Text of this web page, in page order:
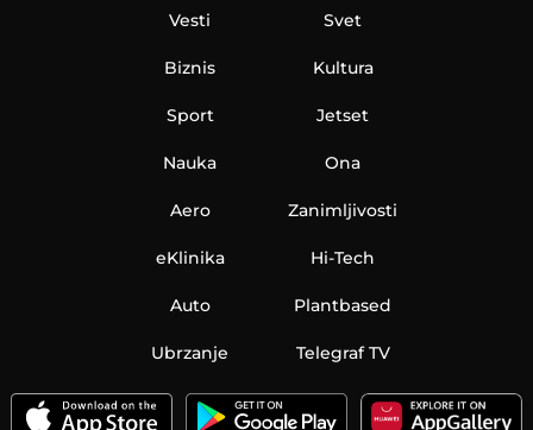
Vesti
Biznis
Sport
Nauka
Aero
Svet
Kultura
Jetset
Ona
Zanimljivosti
eKlinika Hi-Tech
Auto Plantbased
Ubrzanje Telegraf TV